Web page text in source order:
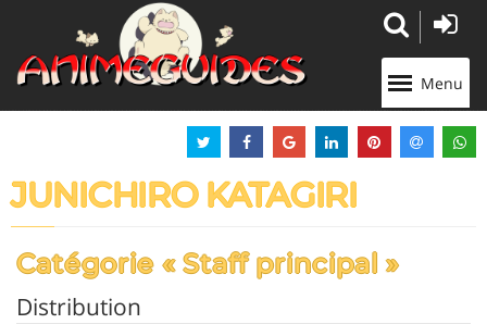
Menu
JUNICHIRO KATAGIRI
Catégorie « Staff principal »
Distribution
Panneau de gestion des cookies